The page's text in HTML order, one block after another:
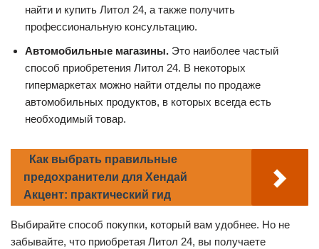
найти и купить Литол 24, а также получить
профессиональную консультацию.
Автомобильные магазины. Это наиболее частый
способ приобретения Литол 24. В некоторых
гипермаркетах можно найти отделы по продаже
автомобильных продуктов, в которых всегда есть
необходимый товар.
Как выбрать правильные
предохранители для Хендай
Акцент: практический гид
Выбирайте способ покупки, который вам удобнее. Но не
забывайте, что приобретая Литол 24, вы получаете